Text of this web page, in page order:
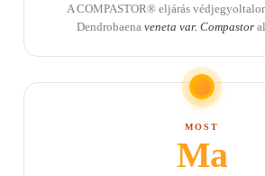
A COMPASTOR® eljárás
Dendrobaena veneta var. Compastor
MOST
Ma